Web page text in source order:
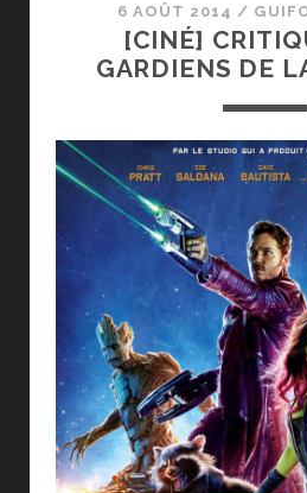
6 AOÛT 2014 /
[CINÉ]
GARDIENS DE